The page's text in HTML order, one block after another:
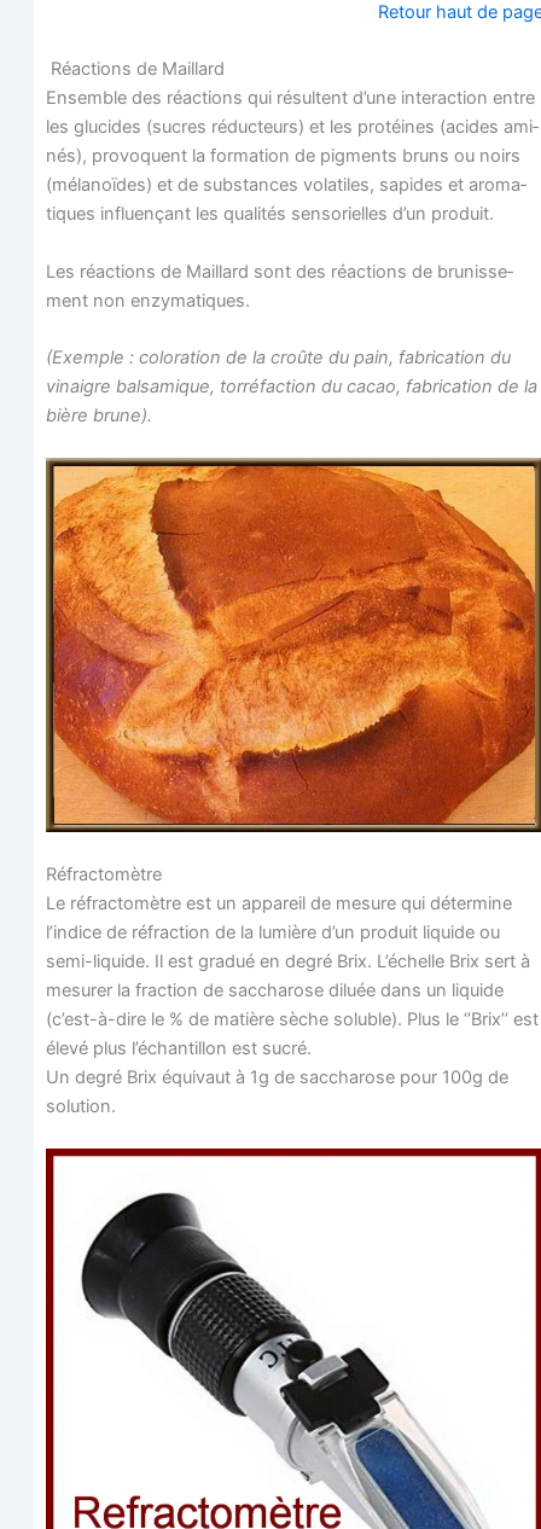
Retour haut de
Réac­tions de Maillard
Ensemble des réac­tions qui résultent d’une inter­ac­tion entre
les glu­cides (sucres réduc­teurs) et les pro­téines (acides ami­
nés), pro­voquent la for­ma­tion de pig­ments bruns ou noirs
(méla­noïdes) et de sub­stances vola­tiles, sapides et aro­ma­
tiques influen­çant les qua­li­tés sen­so­rielles d’un produit.
Les réac­tions de Maillard sont des réac­tions de bru­nis­se­
ment non enzymatiques.
(Exemple : colo­ra­tion de la croûte du pain, fabri­ca­tion du
vinaigre bal­sa­mique, tor­ré­fac­tion du cacao, fabri­ca­tion de la
bière brune).
Réfractomètre
Le réfrac­to­mètre est un appa­reil de mesure qui déter­mine
l’in­dice de réfrac­tion de la lumière d’un pro­duit liquide ou
semi-liquide. Il est gra­dué en degré Brix. L’é­chelle Brix sert à
mesu­rer la frac­tion de sac­cha­rose diluée dans un liquide
(c’est-à-dire le % de matière sèche soluble). Plus le ‘’Brix’’ est
éle­vé plus l’échantillon est sucré.
Un degré Brix équi­vaut à 1g de sac­cha­rose pour 100g de
solution.